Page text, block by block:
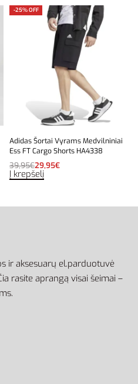
-25% OFF
Adidas Šortai Vyrams Medvilniniai
Ess FT Cargo Shorts HA4338
39,95€29,95€
Į krepšelį
ir aksesuarų el.parduotuvė
rasite aprangą visai šeimai –